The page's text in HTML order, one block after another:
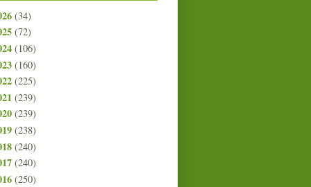
(34)
(72)
(106)
(160)
(225)
(239)
(239)
(238)
(240)
(240)
(250)